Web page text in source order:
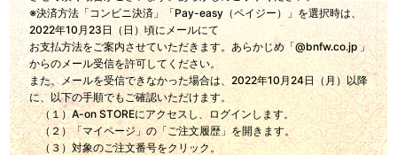
※決済方法「コンビニ決済」「Pay-easy（ペイジー）」を選択時は、
2022年10月23日（日）頃にメールにて
お支払方法をご案内させていただきます。あらかじめ「@bnfw.co.jp 」
からのメール受信を許可してください。
また、メールを受信できなかった場合は、2022年10月24日（月）以降
に、以下の手順でもご確認いただけます。
（１）A-on STOREにアクセスし、ログインします。
（２）「マイページ」の「ご注文履歴」を開きます。
（３）対象のご注文番号をクリック。